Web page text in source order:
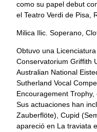
como su papel debut
el Teatro Verdi de Pisa,
Milica Ilic. Soperano,
Obtuvo una
Conservatorium Griffith
Australian National
Sutherland Vocal
Encouragement Trophy,
Sus actuaciones han
Zauberflöte), Cupid
apareció en La traviata